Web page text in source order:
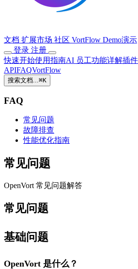
文档 扩展市场 社区 VortFlow Demo演示
登录 注册
快速开始使用指南AI 员工功能详解插件
APIFAQVortFlow
搜索文档...⌘K
FAQ
常见问题
故障排查
性能优化指南
常见问题
OpenVort 常见问题解答
常见问题
基础问题
OpenVort 是什么？